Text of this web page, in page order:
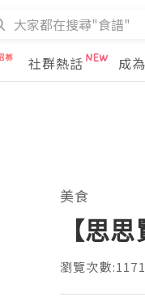
社群熱話 成
美食
【思
瀏覽次數:1171